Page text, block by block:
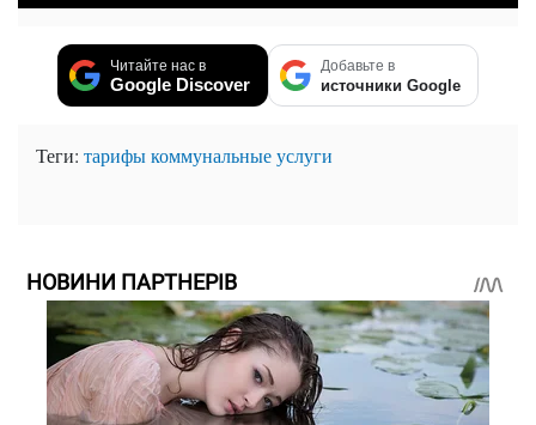
Читайте нас в
Google Discover
Добавьте в
источники Google
Теги: тарифыкоммунальные услуги
НОВИНИ ПАРТНЕРІВ